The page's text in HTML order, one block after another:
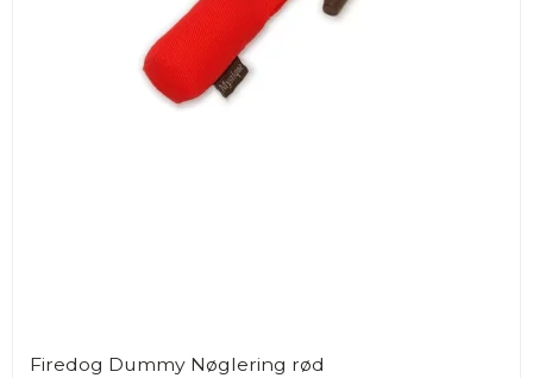
Firedog Dummy Nøglering rød